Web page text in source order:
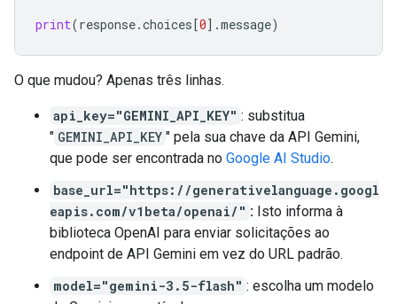
print(response.choices[0] .message)
O que mudou? Apenas três linhas.
api_key="GEMINI_API_KEY" : substitua
" GEMINI_API_KEY " pela sua chave da API Gemini,
que pode ser encontrada no Google AI Studio.
base_url="https://generativelanguage.googl
eapis.com/v1beta/openai/" : Isto informa à
biblioteca OpenAI para enviar solicitações ao
endpoint de API Gemini em vez do URL padrão.
model="gemini-3.5-flash" : escolha um modelo